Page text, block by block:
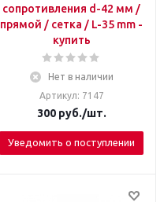
сопротивления d-42 мм /
прямой / сетка / L-35 mm -
купить
Нет в наличии
Артикул: 7147
300руб./шт.
Уведомить о поступлении